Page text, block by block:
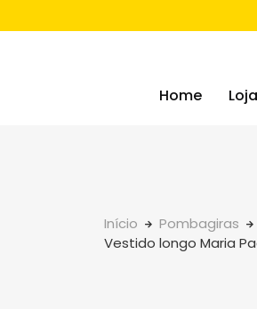
Home Loja
Início Pombagiras
Vestido longo Maria